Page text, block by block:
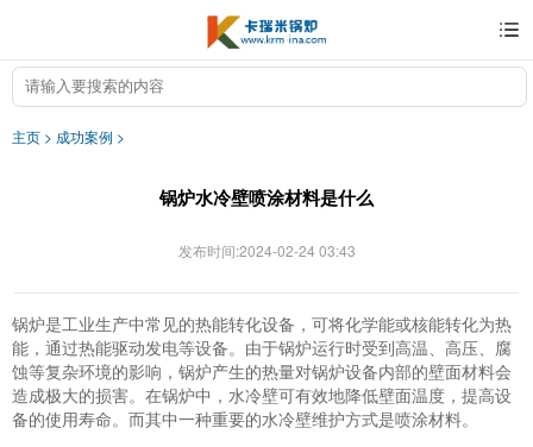
主页 > 成功案例 >
锅炉水冷壁喷涂材料是什么
发布时间:2024-02-24 03:43
锅炉是工业生产中常见的热能转化设备，可将化学能或核能转化为热
能，通过热能驱动发电等设备。由于锅炉运行时受到高温、高压、腐
蚀等复杂环境的影响，锅炉产生的热量对锅炉设备内部的壁面材料会
造成极大的损害。在锅炉中，水冷壁可有效地降低壁面温度，提高设
备的使用寿命。而其中一种重要的水冷壁维护方式是喷涂材料。